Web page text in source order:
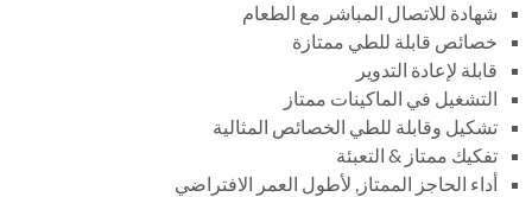
شهادة للاتصال المباشر مع الطعام
خصائص قابلة للطي ممتازة
قابلة لإعادة التدوير
التشغيل في الماكينات ممتاز
تشكيل وقابلة للطي الخصائص المثالية
تفكيك ممتاز & التعبئة
أداء الحاجز الممتاز, لأطول العمر الافتراضي